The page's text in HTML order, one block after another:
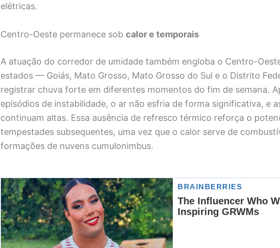
elétricas.
Centro-Oeste permanece sob calor e temporais
A atuação do corredor de umidade também engloba o Centro-
estados — Goiás, Mato Grosso, Mato Grosso do Sul e o Distrito
registrar chuva forte em diferentes momentos do fim de semana.
episódios de instabilidade, o ar não esfria de forma significativa, e
continuam altas. Essa ausência de refresco térmico reforça o
tempestades subsequentes, uma vez que o calor serve de
formações de nuvens cumulonimbus.